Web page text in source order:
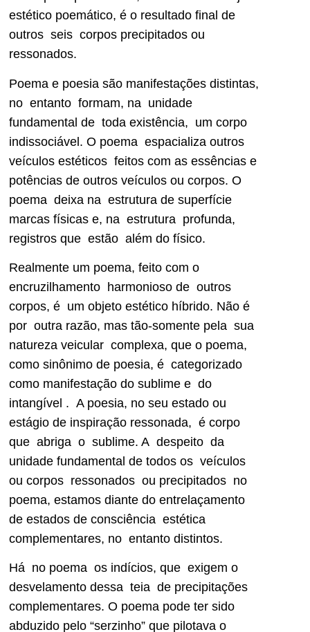
estético poemático, é o resultado final de
outros seis corpos precipitados ou
ressonados.
Poema e poesia são manifestações distintas,
no entanto formam, na unidade
fundamental de toda existência, um corpo
indissociável. O poema espacializa outros
veículos estéticos feitos com as essências e
potências de outros veículos ou corpos. O
poema deixa na estrutura de superfície
marcas físicas e, na estrutura profunda,
registros que estão além do físico.
Realmente um poema, feito com o
encruzilhamento harmonioso de outros
corpos, é um objeto estético híbrido. Não é
por outra razão, mas tão-somente pela sua
natureza veicular complexa, que o poema,
como sinônimo de poesia, é categorizado
como manifestação do sublime e do
intangível . A poesia, no seu estado ou
estágio de inspiração ressonada, é corpo
que abriga o sublime. A despeito da
unidade fundamental de todos os veículos
ou corpos ressonados ou precipitados no
poema, estamos diante do entrelaçamento
de estados de consciência estética
complementares, no entanto distintos.
Há no poema os indícios, que exigem o
desvelamento dessa teia de precipitações
complementares. O poema pode ter sido
abduzido pelo “serzinho” que pilotava o